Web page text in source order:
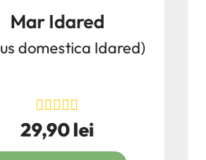
Mar Idared
domestica Idared)
Pret
29,90 lei